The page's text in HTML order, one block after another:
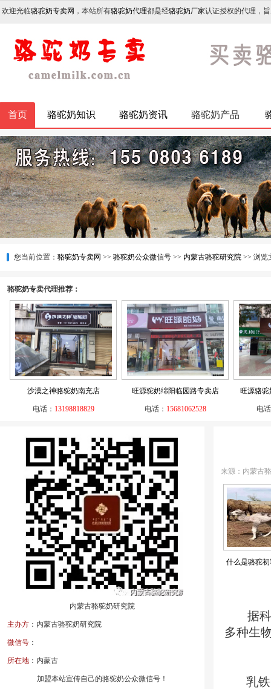
欢迎光临骆驼奶专卖网 ，本站所有骆驼奶代理都是经骆驼奶厂家认证授权的代理，
首页 骆驼奶知识 骆驼奶资讯 骆驼奶产品
您当前位置： 骆驼奶专卖网 >> 骆驼奶公众微信号 >> 内蒙古骆驼研究院 >> 浏览
骆驼奶专卖代理推荐：
沙漠之神骆驼奶南充店
电话： 13198818829
旺源驼奶绵阳临园路专卖店
电话： 15681062528
旺源骆驼
电
内蒙古骆驼奶研究院
主办方 ：内蒙古骆驼奶研究院
微信号 ：
所在地 ：内蒙古
加盟本站宣传自己的骆驼奶公众微信号！
来源：内蒙古
什么是骆驼
据
多种生
乳